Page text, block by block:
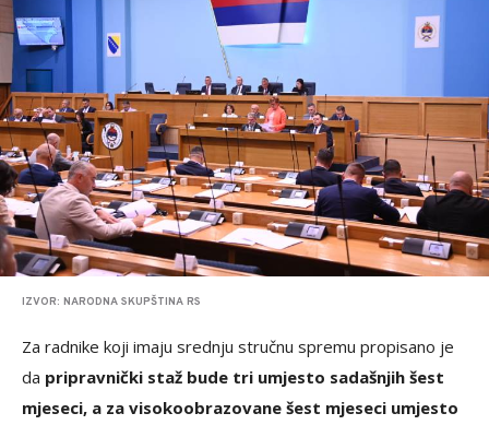
IZVOR: NARODNA SKUPŠTINA RS
Za radnike koji imaju srednju stručnu spremu propisano je
da pripravnički staž bude tri umjesto sadašnjih šest
mjeseci, a za visokoobrazovane šest mjeseci umjesto